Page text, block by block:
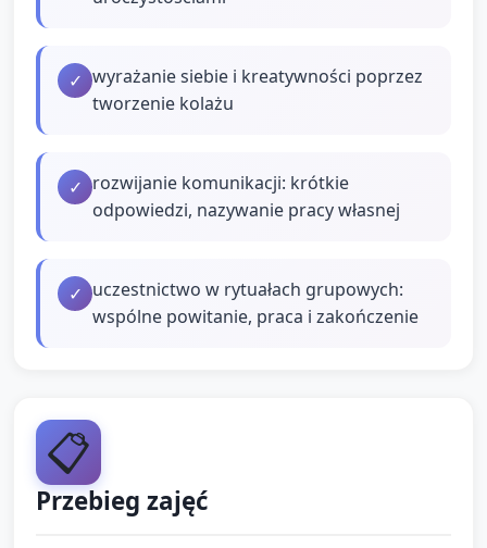
✓ wyrażanie siebie i kreatywności poprzez
tworzenie kolażu
✓ rozwijanie komunikacji: krótkie
odpowiedzi, nazywanie pracy własnej
✓ uczestnictwo w rytuałach grupowych:
wspólne powitanie, praca i zakończenie
📋
Przebieg zajęć